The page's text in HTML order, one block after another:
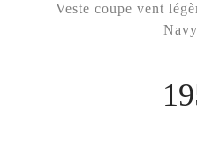
Veste coupe vent